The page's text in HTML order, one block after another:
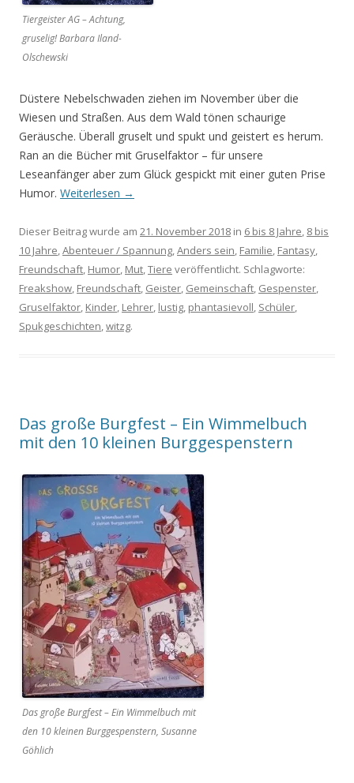
Tiergeister AG – Achtung,
gruselig! Barbara Iland-
Olschewski
Düstere Nebelschwaden ziehen im November über die
Wiesen und Straßen. Aus dem Wald tönen schaurige
Geräusche. Überall gruselt und spukt und geistert es herum.
Ran an die Bücher mit Gruselfaktor – für unsere
Leseanfänger aber zum Glück gespickt mit einer guten Prise
Humor. Weiterlesen →
Dieser Beitrag wurde am 21. November 2018 in 6 bis 8 Jahre, 8 bis
10 Jahre,Abenteuer / Spannung,Anders sein, Familie, Fantasy,
Freundschaft, Humor, Mut,Tiere veröffentlicht. Schlagworte:
Freakshow, Freundschaft, Geister, Gemeinschaft, Gespenster,
Gruselfaktor, Kinder, Lehrer, lustig, phantasievoll, Schüler,
Spukgeschichten,witzg.
Das große Burgfest – Ein Wimmelbuch
mit den 10 kleinen Burggespenstern
Das große Burgfest – Ein Wimmelbuch mit
den 10 kleinen Burggespenstern, Susanne
Göhlich